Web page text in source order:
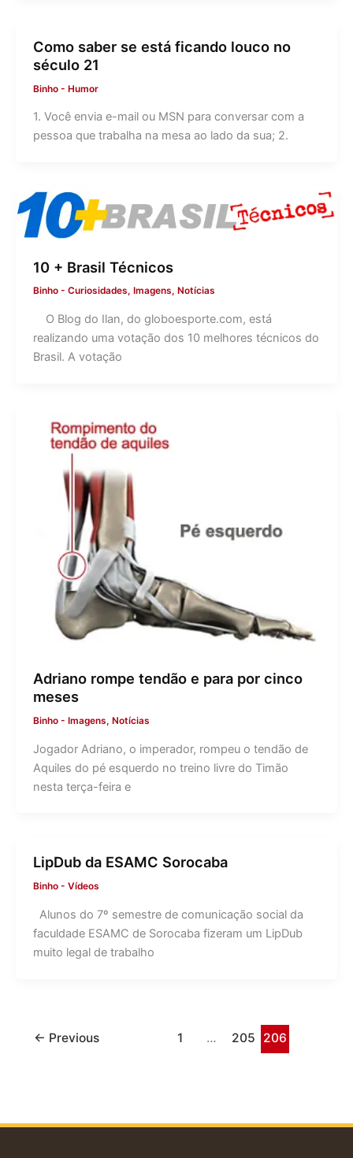
Como saber se está ficando louco no
século 21
Binho - Humor
1. Você envia e-mail ou MSN para conversar com a
pessoa que trabalha na mesa ao lado da sua; 2.
10 + Brasil Técnicos
Binho - Curiosidades, Imagens, Notícias
O Blog do Ilan, do globoesporte.com, está
realizando uma votação dos 10 melhores técnicos do
Brasil. A votação
Adriano rompe tendão e para por cinco
meses
Binho - Imagens, Notícias
Jogador Adriano, o imperador, rompeu o tendão de
Aquiles do pé esquerdo no treino livre do Timão
nesta terça-feira e
LipDub da ESAMC Sorocaba
Binho - Vídeos
Alunos do 7º semestre de comunicação social da
faculdade ESAMC de Sorocaba fizeram um LipDub
muito legal de trabalho
← Previous 1 … 205 206